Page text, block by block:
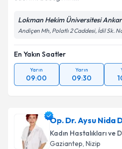
Lokman Hekim Üniversitesi
Andiçen Mh, Polatlı 2 Caddesi, İdil Sk.
En Yakın Saatler
Yarın
09:00
Yarın
09:30
Op. Dr. Aysu Nida
Kadın Hastalıkları ve
Gaziantep, Nizip